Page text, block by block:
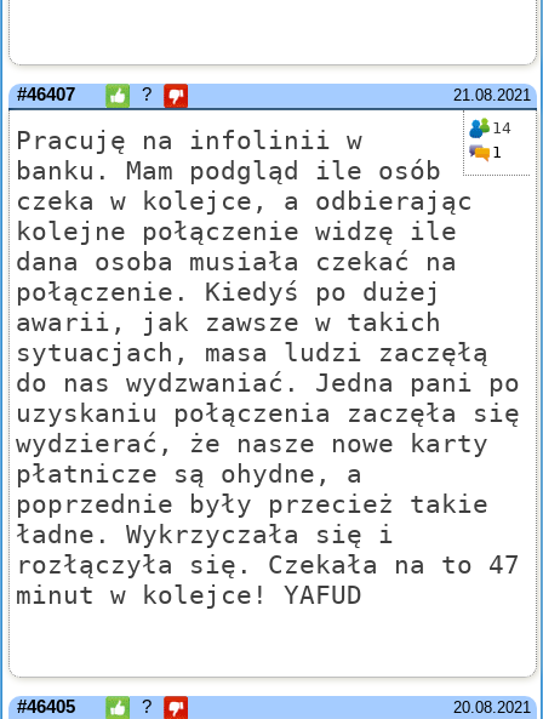
21.08.2021
#46407 ?
14
1
Pracuję na infolinii w
banku. Mam podgląd ile osób
czeka w kolejce, a odbierając
kolejne połączenie widzę ile
dana osoba musiała czekać na
połączenie. Kiedyś po dużej
awarii, jak zawsze w takich
sytuacjach, masa ludzi zaczęłą
do nas wydzwaniać. Jedna pani po
uzyskaniu połączenia zaczęła się
wydzierać, że nasze nowe karty
płatnicze są ohydne, a
poprzednie były przecież takie
ładne. Wykrzyczała się i
rozłączyła się. Czekała na to 47
minut w kolejce! YAFUD
20.08.2021
#46405 ?